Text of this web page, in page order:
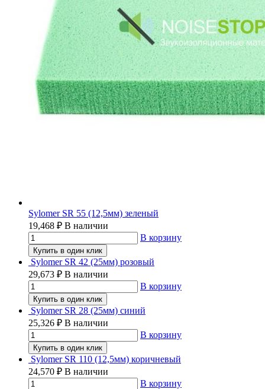
Sylomer SR 55 (12,5мм) зеленый
19,468 ₽ В наличии
В корзину
Купить в один клик
Sylomer SR 42 (25мм) розовый
29,673 ₽ В наличии
В корзину
Купить в один клик
Sylomer SR 28 (25мм) синий
25,326 ₽ В наличии
В корзину
Купить в один клик
Sylomer SR 110 (12,5мм) коричневый
24,570 ₽ В наличии
В корзину